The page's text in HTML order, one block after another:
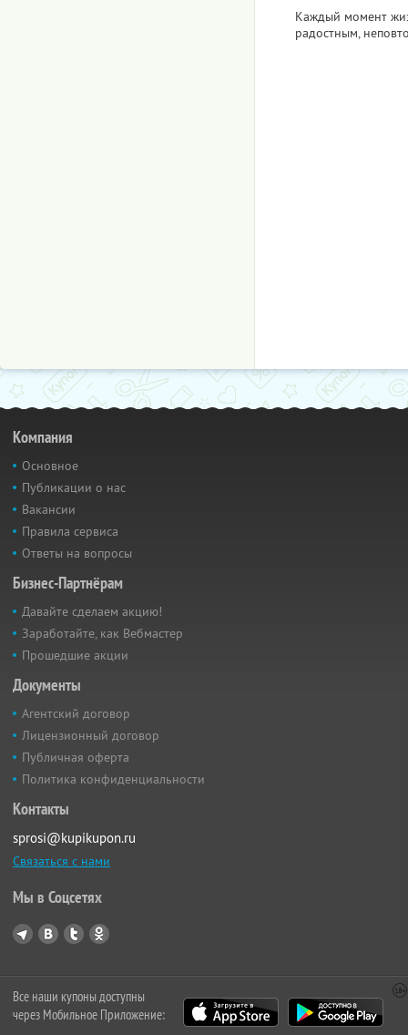
Каждый момент
радостным,
Компания
Основное
Публикации о нас
Вакансии
Правила сервиса
Ответы на вопросы
Бизнес-Партнёрам
Давайте сделаем акцию!
Заработайте, как Вебмастер
Прошедшие акции
Документы
Агентский договор
Лицензионный договор
Публичная оферта
Политика конфиденциальности
Контакты
sprosi@kupikupon.ru
Связаться с нами
Мы в Соцсетях
Все наши купоны доступны
через Мобильное Приложение: